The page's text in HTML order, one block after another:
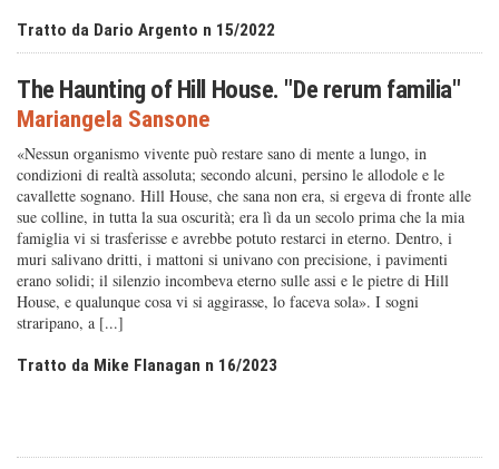
Tratto da Dario Argento n 15/2022
The Haunting of Hill House. "De rerum familia"
Mariangela Sansone
«Nessun organismo vivente può restare sano di mente a lungo, in
condizioni di realtà assoluta; secondo alcuni, persino le allodole e le
cavallette sognano. Hill House, che sana non era, si ergeva di fronte alle
sue colline, in tutta la sua oscurità; era lì da un secolo prima che la mia
famiglia vi si trasferisse e avrebbe potuto restarci in eterno. Dentro, i
muri salivano dritti, i mattoni si univano con precisione, i pavimenti
erano solidi; il silenzio incombeva eterno sulle assi e le pietre di Hill
House, e qualunque cosa vi si aggirasse, lo faceva sola». I sogni
straripano, a [...]
Tratto da Mike Flanagan n 16/2023